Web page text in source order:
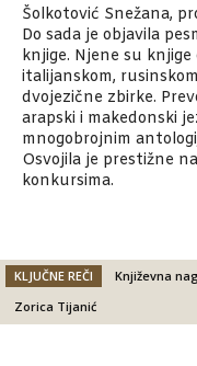
Šolkotović Snežana,
Do sada je objavila
knjige. Njene su
italijanskom,
dvojezične zbirke.
arapski i makedonski
mnogobrojnim
Osvojila je prestižne
konkursima.
KLJUČNE REČI Književna
Zorica Tijanić